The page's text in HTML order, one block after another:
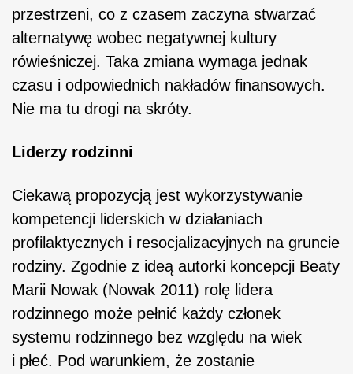
przestrzeni, co z czasem zaczyna stwarzać
alternatywę wobec negatywnej kultury
rówieśniczej. Taka zmiana wymaga jednak
czasu i odpowiednich nakładów finansowych.
Nie ma tu drogi na skróty.
Liderzy rodzinni
Ciekawą propozycją jest wykorzystywanie
kompetencji liderskich w działaniach
profilaktycznych i resocjalizacyjnych na gruncie
rodziny. Zgodnie z ideą autorki koncepcji Beaty
Marii Nowak (Nowak 2011) rolę lidera
rodzinnego może pełnić każdy członek
systemu rodzinnego bez względu na wiek
i płeć. Pod warunkiem, że zostanie